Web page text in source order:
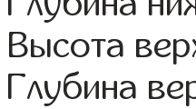
Высота
Глубина